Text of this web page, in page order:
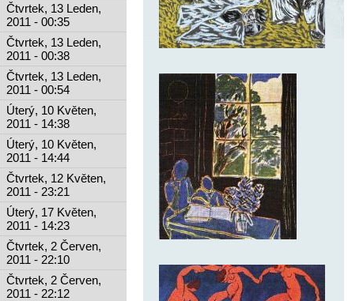
Čtvrtek, 13 Leden,
2011 - 00:35
Čtvrtek, 13 Leden,
2011 - 00:38
Čtvrtek, 13 Leden,
2011 - 00:54
Úterý, 10 Květen,
2011 - 14:38
Úterý, 10 Květen,
2011 - 14:44
Čtvrtek, 12 Květen,
2011 - 23:21
Úterý, 17 Květen,
2011 - 14:23
Čtvrtek, 2 Červen,
2011 - 22:10
Čtvrtek, 2 Červen,
2011 - 22:12